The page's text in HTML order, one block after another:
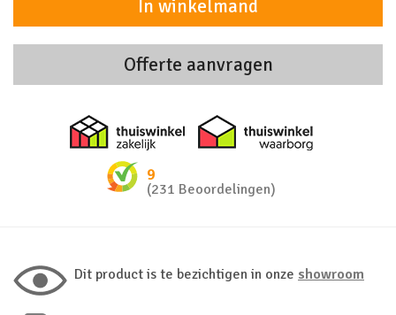
In winkelmand
Offerte aanvragen
Thuiswinkel zakelijk
9
(231 Beoordelingen)
Dit product is te bezichtigen in onze showroom